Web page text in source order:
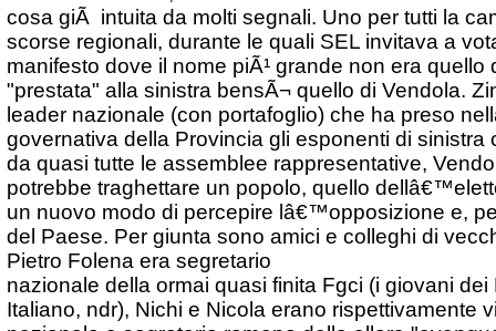
cosa giÃ intuita da molti segnali. Uno per tutti la
scorse regionali, durante le quali SEL invitava a
manifesto dove il nome piÃ¹ grande non era quello
"prestata" alla sinistra bensÃ¬ quello di Vendola.
leader nazionale (con portafoglio) che ha preso
governativa della Provincia gli esponenti di sinistra
da quasi tutte le assemblee rappresentative,
potrebbe traghettare un popolo, quello
un nuovo modo di percepire lâ€™opposizione e,
del Paese. Per giunta sono amici e colleghi di
Pietro Folena era segretario
nazionale della ormai quasi finita Fgci (i giovani
Italiano, ndr), Nichi e Nicola erano rispettivamente